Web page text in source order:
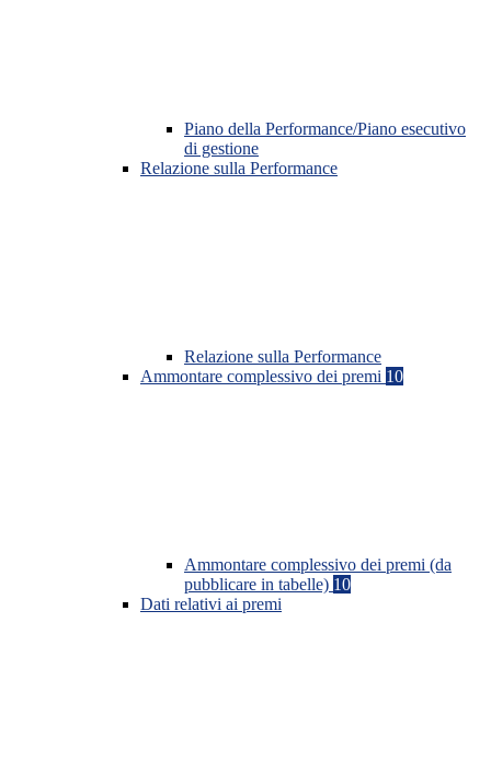
Piano della Performance/Piano esecutivo
di gestione
Relazione sulla Performance
Relazione sulla Performance
Ammontare complessivo dei premi 10
Ammontare complessivo dei premi (da
pubblicare in tabelle) 10
Dati relativi ai premi